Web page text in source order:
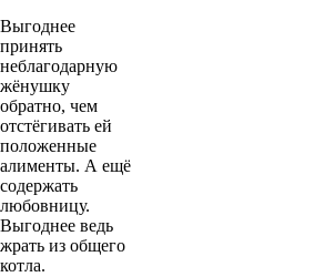
Выгоднее
принять
неблагодарную
жёнушку
обратно, чем
отстёгивать ей
положенные
алименты. А ещё
содержать
любовницу.
Выгоднее ведь
жрать из общего
котла.